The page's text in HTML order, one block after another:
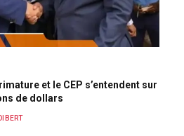
et le CEP s’entendent sur
de dollars